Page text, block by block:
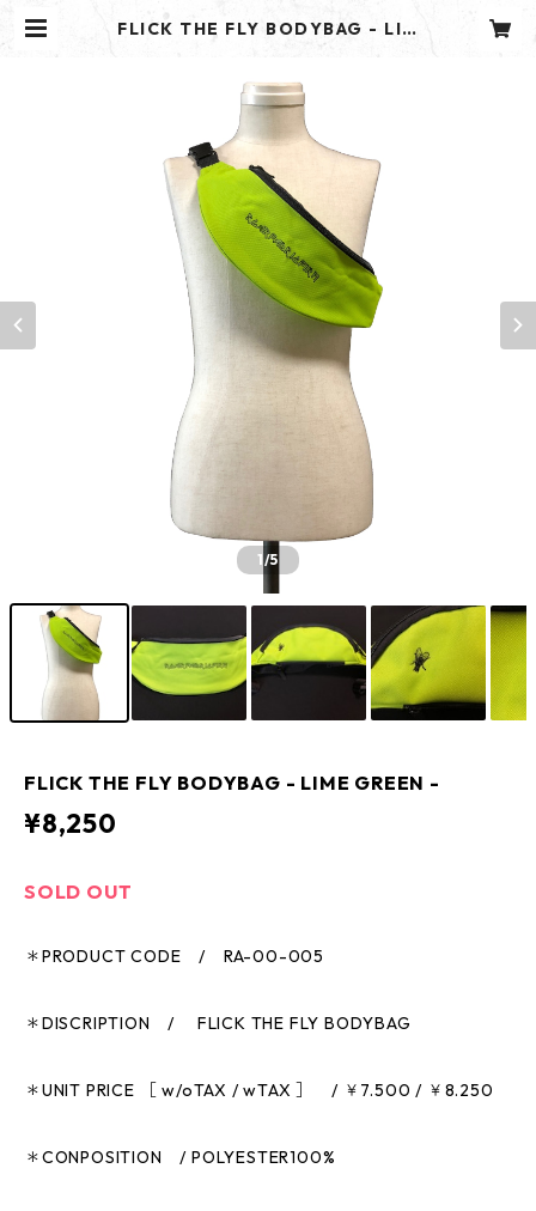
FLICK THE FLY BODYBAG - LIM
E GREEN - | ROUGAROU
1/5
FLICK THE FLY BODYBAG - LIME GREEN -
¥8,250
SOLD OUT
＊PRODUCT CODE / RA-00-005
＊DISCRIPTION / FLICK THE FLY BODYBAG
＊UNIT PRICE ［ w/oTAX / wTAX ］ / ￥7.500 / ￥8.250
＊CONPOSITION / POLYESTER100%